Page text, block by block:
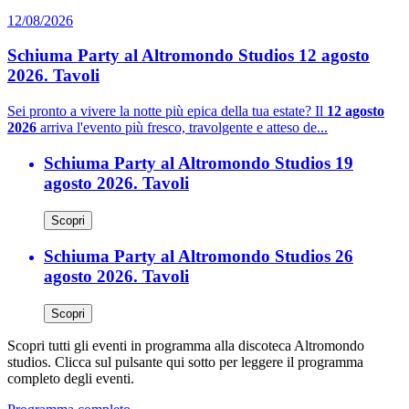
12/08/2026
Schiuma Party al Altromondo Studios 12 agosto
2026. Tavoli
Sei pronto a vivere la notte più epica della tua estate? Il 12 agosto
2026 arriva l'evento più fresco, travolgente e atteso de...
Schiuma Party al Altromondo Studios 19
agosto 2026. Tavoli
Scopri
Schiuma Party al Altromondo Studios 26
agosto 2026. Tavoli
Scopri
Scopri tutti gli eventi in programma alla discoteca Altromondo
studios. Clicca sul pulsante qui sotto per leggere il programma
completo degli eventi.